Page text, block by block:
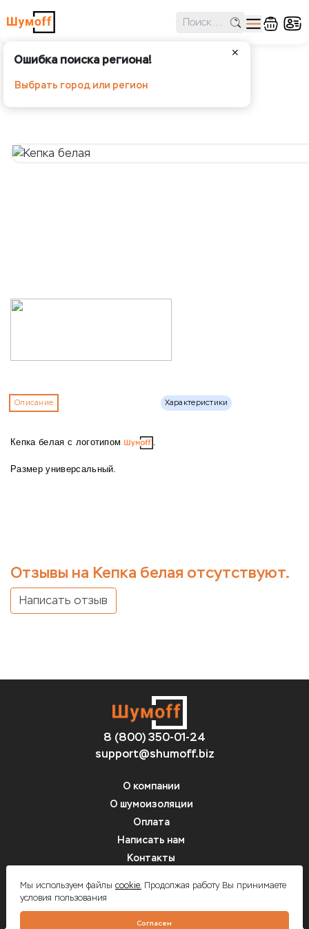
✕
Ошибка поиска региона!
Выбрать город или регион
Описание Характеристики
Кепка белая с логотипом .
Размер универсальный.
Отзывы на Кепка белая отсутствуют.
Написать отзыв
8 (800) 350-01-24
support@shumoff.biz
О компании
О шумоизоляции
Оплата
Написать нам
Контакты
Шумоff - шумоизоляция автомобилей
Мы используем файлы cookie.Продолжая работу Вы принимаете
условия пользования
Согласен